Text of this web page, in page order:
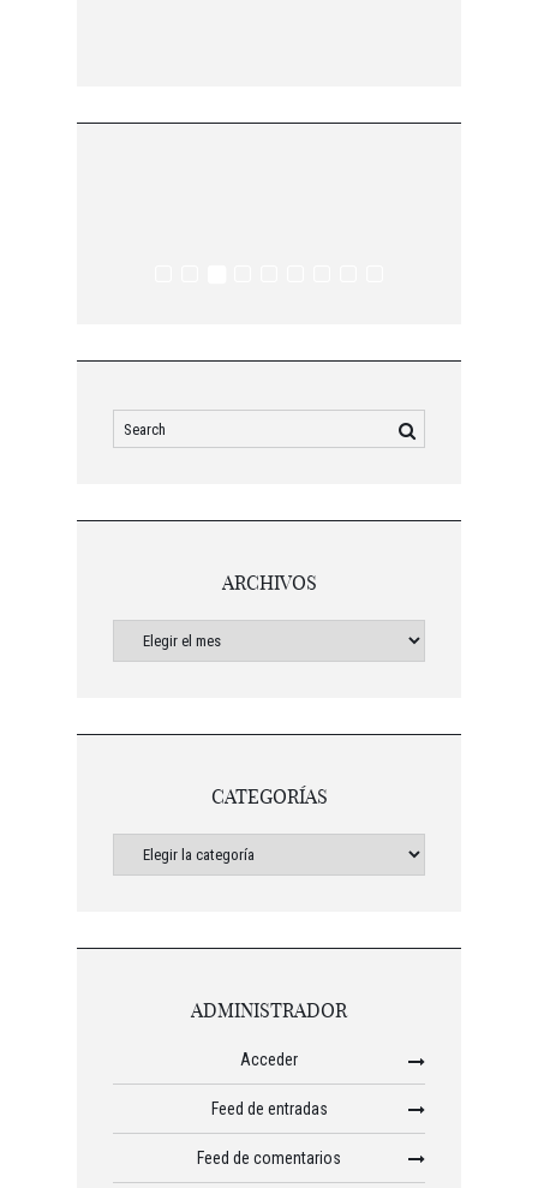
ARCHIVOS
CATEGORÍAS
ADMINISTRADOR
Acceder
Feed de entradas
Feed de comentarios